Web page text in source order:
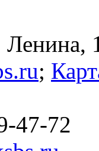
Ленина,
;
47-72